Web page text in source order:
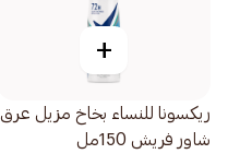
+
ريكسونا للنساء بخاخ مزيل عرق
شاور فريش 150مل